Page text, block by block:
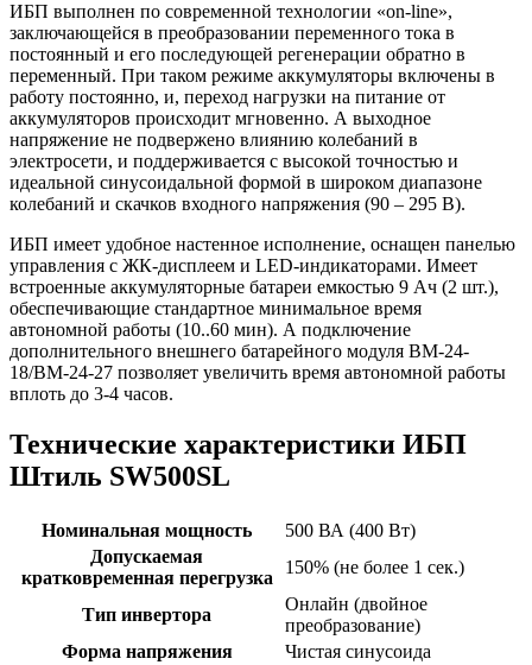
ИБП выполнен по современной технологии «on-line»,
заключающейся в преобразовании переменного тока в
постоянный и его последующей регенерации обратно в
переменный. При таком режиме аккумуляторы включены в
работу постоянно, и, переход нагрузки на питание от
аккумуляторов происходит мгновенно. А выходное
напряжение не подвержено влиянию колебаний в
электросети, и поддерживается с высокой точностью и
идеальной синусоидальной формой в широком диапазоне
колебаний и скачков входного напряжения (90 – 295 В).
ИБП имеет удобное настенное исполнение, оснащен панелью
управления с ЖК-дисплеем и LED-индикаторами. Имеет
встроенные аккумуляторные батареи емкостью 9 Ач (2 шт.),
обеспечивающие стандартное минимальное время
автономной работы (10..60 мин). А подключение
дополнительного внешнего батарейного модуля BM-24-
18/BM-24-27 позволяет увеличить время автономной работы
вплоть до 3-4 часов.
Технические характеристики ИБП
Штиль SW500SL
Номинальная мощность
500 ВА (400 Вт)
Допускаемая
кратковременная перегрузка
150% (не более 1 сек.)
Тип инвертора
Онлайн (двойное
преобразование)
Форма напряжения
Чистая синусоида